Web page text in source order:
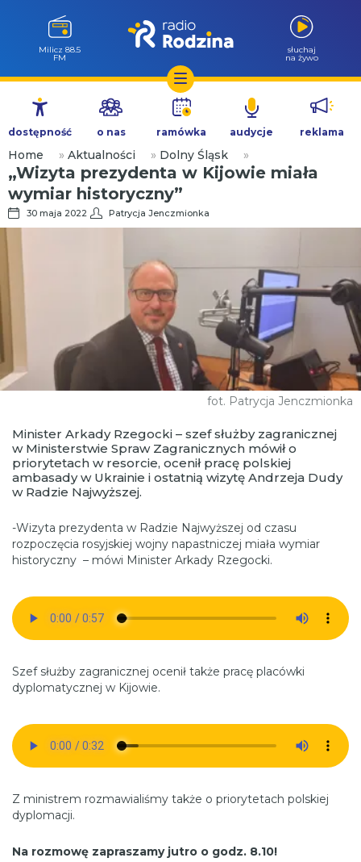
Przejdź
treści
Milicz 88.5
FM
słuchaj
na żywo
dostępność o nas ramówka audycje reklama
Home » Aktualności » Dolny Śląsk »
„Wizyta prezydenta w Kijowie miała
wymiar historyczny”
30 maja 2022 Patrycja Jenczmionka
fot. Patrycja Jenczmionka
Minister Arkady Rzegocki – szef służby zagranicznej
w Ministerstwie Spraw Zagranicznych mówił o
priorytetach w resorcie, ocenił pracę polskiej
ambasady w Ukrainie i ostatnią wizytę Andrzeja Dudy
w Radzie Najwyższej.
-Wizyta prezydenta w Radzie Najwyższej od czasu
rozpoczęcia rosyjskiej wojny napastniczej miała wymiar
historyczny – mówi Minister Arkady Rzegocki.
Szef służby zagranicznej ocenił także pracę placówki
dyplomatycznej w Kijowie.
Z ministrem rozmawialiśmy także o priorytetach polskiej
dyplomacji.
Na rozmowę zapraszamy jutro o godz. 8.10!